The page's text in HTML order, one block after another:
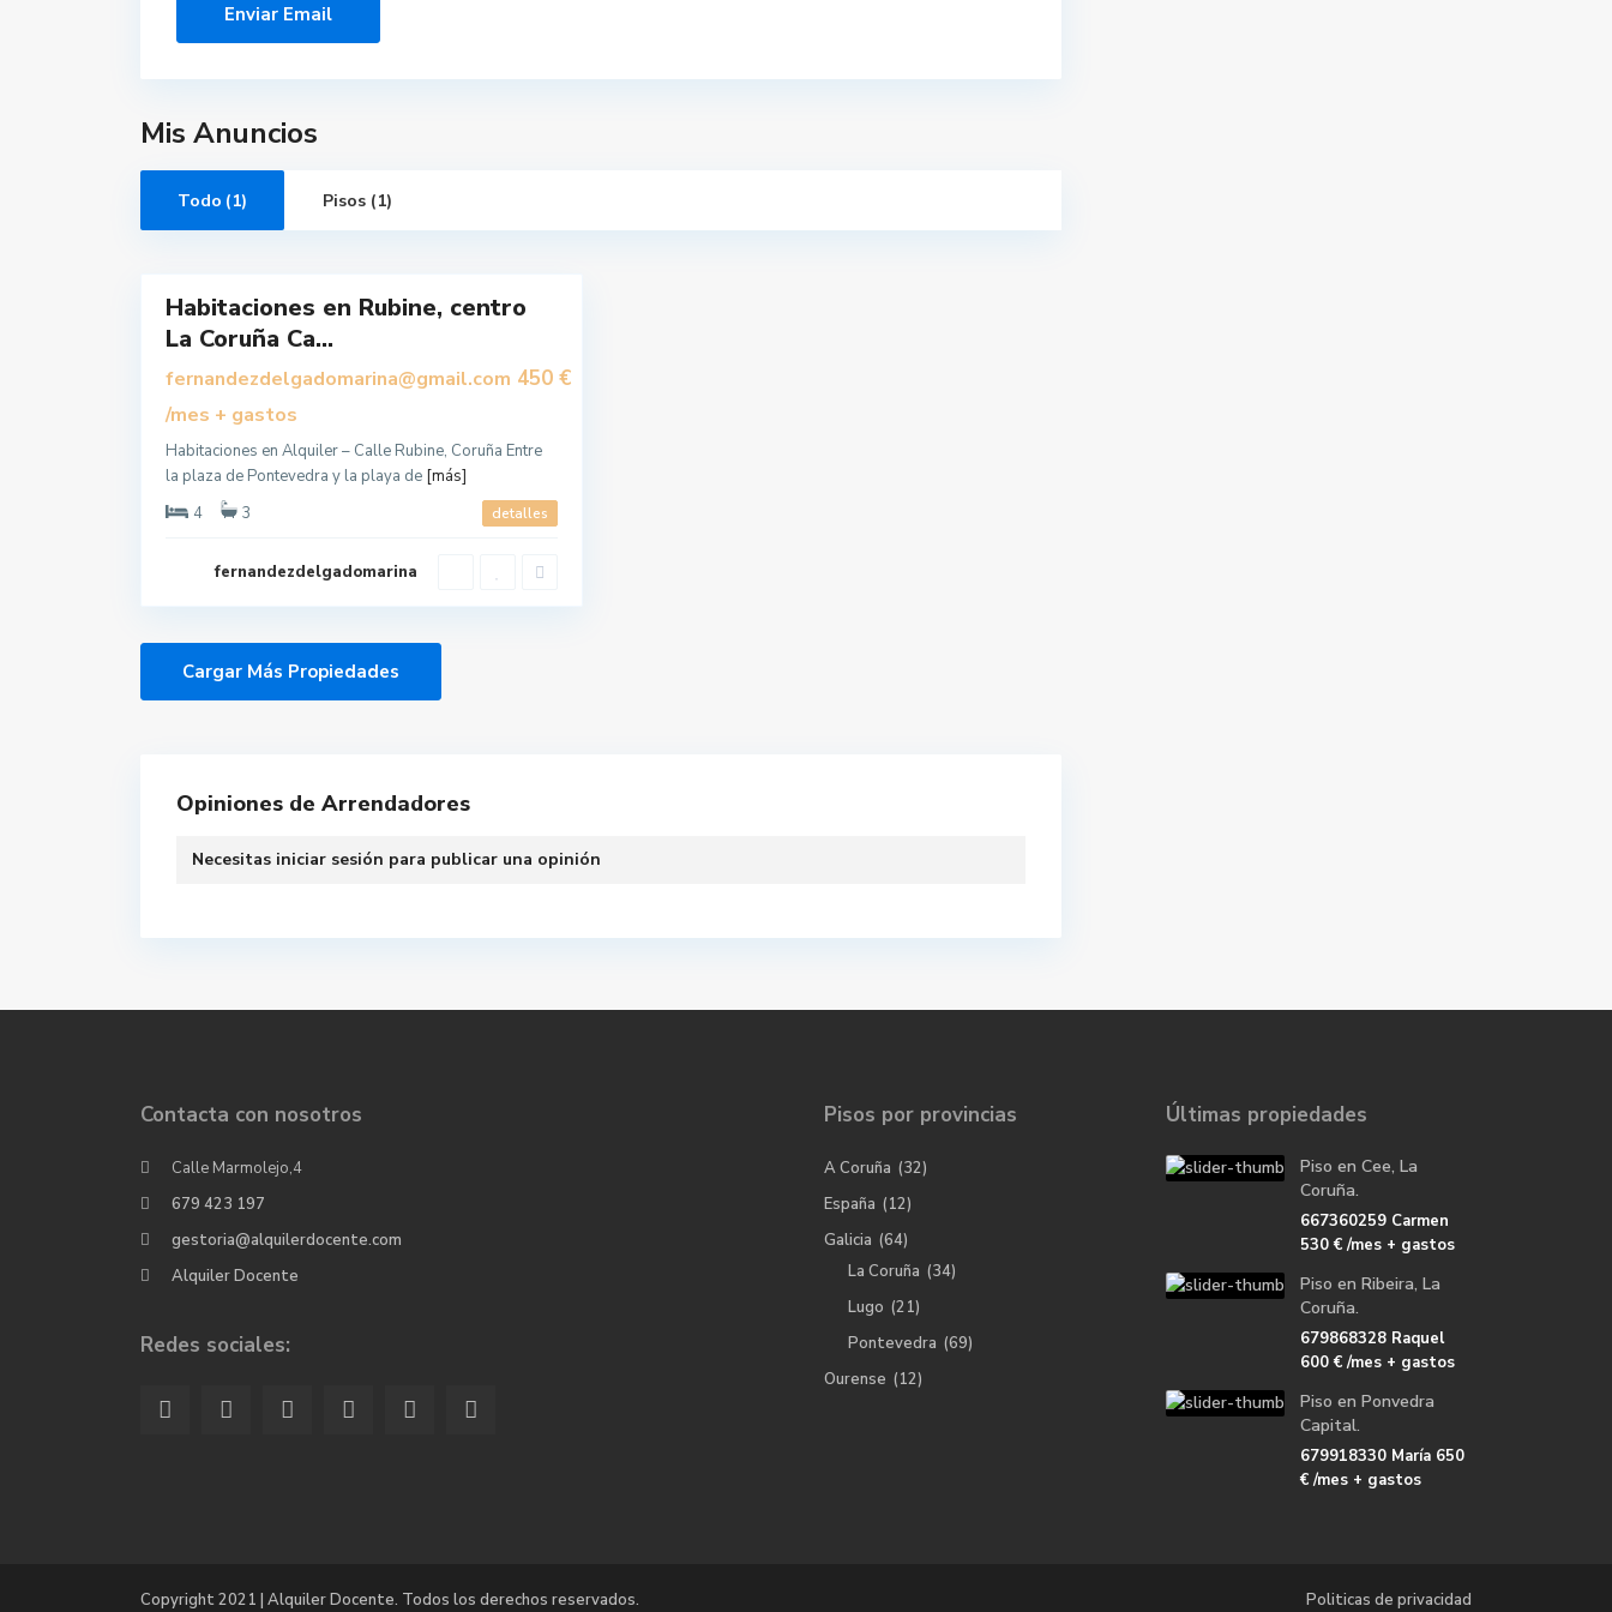
Mis Anuncios
Todo (1) Pisos (1)
r
a
,
u
Habitaciones en Rubine, centro
La Coruña Ca...
fernandezdelgadomarina@gmail.com 450 €
/mes + gastos
Habitaciones en Alquiler – Calle Rubine, Coruña Entre
la plaza de Pontevedra y la playa de [más]
4
3 detalles
fernandezdelgadomarina
Opiniones de Arrendadores
Necesitas iniciar sesión para publicar una opinión
Contacta con nosotros
Calle Marmolejo,4
679 423 197
gestoria@alquilerdocente.com
Alquiler Docente
Redes sociales:
Pisos por provincias
A Coruña (32)
España (12)
Galicia (64)
La Coruña (34)
Lugo (21)
Pontevedra (69)
Ourense (12)
Últimas propiedades
Piso en Cee, La
Coruña.
667360259 Carmen
530 €/mes + gastos
Piso en Ribeira, La
Coruña.
679868328 Raquel
600 €/mes + gastos
Piso en Ponvedra
Capital.
679918330 María 650
€/mes + gastos
Copyright 2021 | Alquiler Docente. Todos los derechos reservados. Politicas de privacidad